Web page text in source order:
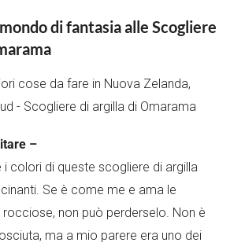
di fantasia alle Scogliere
–
i colori di queste scogliere di argilla
Se è come me e ama le
non può perderselo. Non è
ma a mio parere era uno dei